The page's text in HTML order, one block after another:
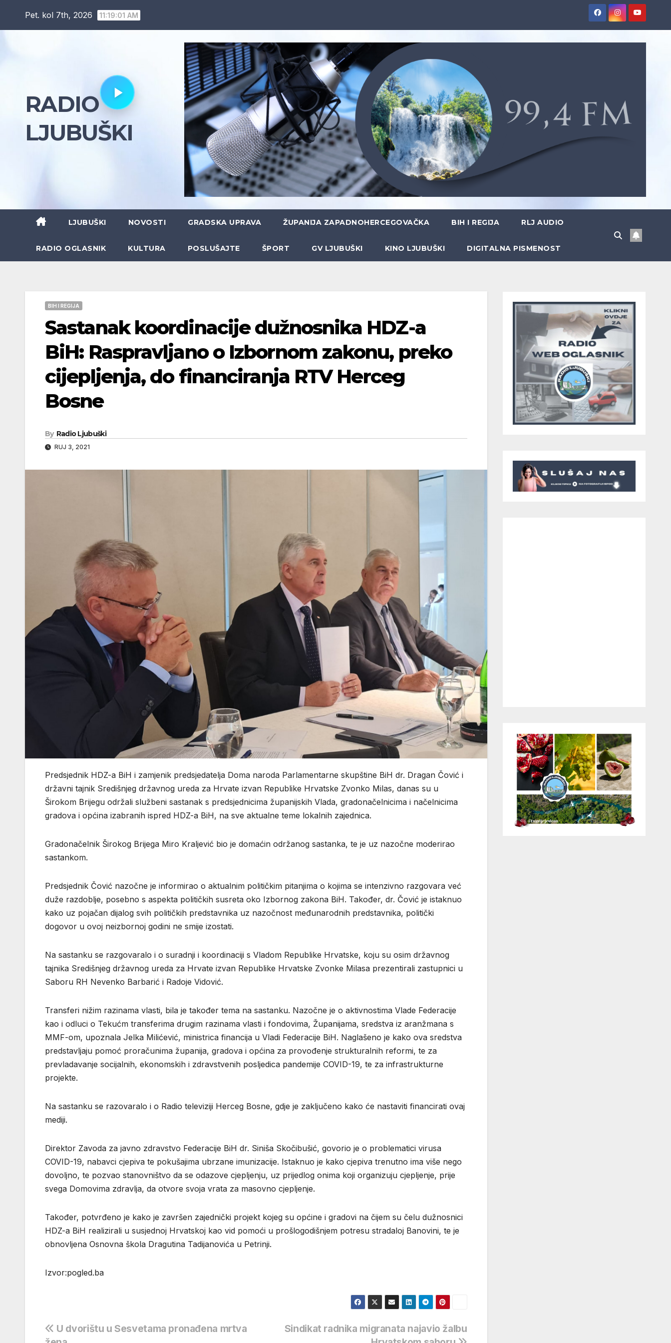
Pet. kol 7th, 2026 11:19:02 AM
RADIO
LJUBUŠKI
LJUBUŠKI NOVOSTI GRADSKA UPRAVA ŽUPANIJA ZAPADNOHERCEGOVAČKA BIH I REGIJA RLJ AUDIO
RADIO OGLASNIK KULTURA POSLUŠAJTE ŠPORT GV LJUBUŠKI KINO LJUBUŠKI DIGITALNA PISMENOST
BIH I REGIJA
Sastanak koordinacije dužnosnika HDZ-a
BiH: Raspravljano o Izbornom zakonu, preko
cijepljenja, do financiranja RTV Herceg
Bosne
By Radio Ljubuški
RUJ 3, 2021
Predsjednik HDZ-a BiH i zamjenik predsjedatelja Doma naroda Parlamentarne skupštine BiH dr. Dragan Čović i
državni tajnik Središnjeg državnog ureda za Hrvate izvan Republike Hrvatske Zvonko Milas, danas su u
Širokom Brijegu održali službeni sastanak s predsjednicima županijskih Vlada, gradonačelnicima i načelnicima
gradova i općina izabranih ispred HDZ-a BiH, na sve aktualne teme lokalnih zajednica.
Gradonačelnik Širokog Brijega Miro Kraljević bio je domaćin održanog sastanka, te je uz nazočne moderirao
sastankom.
Predsjednik Čović nazočne je informirao o aktualnim političkim pitanjima o kojima se intenzivno razgovara već
duže razdoblje, posebno s aspekta političkih susreta oko Izbornog zakona BiH. Također, dr. Čović je istaknuo
kako uz pojačan dijalog svih političkih predstavnika uz nazočnost međunarodnih predstavnika, politički
dogovor u ovoj neizbornoj godini ne smije izostati.
Na sastanku se razgovaralo i o suradnji i koordinaciji s Vladom Republike Hrvatske, koju su osim državnog
tajnika Središnjeg državnog ureda za Hrvate izvan Republike Hrvatske Zvonke Milasa prezentirali zastupnici u
Saboru RH Nevenko Barbarić i Radoje Vidović.
Transferi nižim razinama vlasti, bila je također tema na sastanku. Nazočne je o aktivnostima Vlade Federacije
kao i odluci o Tekućm transferima drugim razinama vlasti i fondovima, Županijama, sredstva iz aranžmana s
MMF-om, upoznala Jelka Milićević, ministrica financija u Vladi Federacije BiH. Naglašeno je kako ova sredstva
predstavljaju pomoć proračunima županija, gradova i općina za provođenje strukturalnih reformi, te za
prevladavanje socijalnih, ekonomskih i zdravstvenih posljedica pandemije COVID-19, te za infrastrukturne
projekte.
Na sastanku se razovaralo i o Radio televiziji Herceg Bosne, gdje je zaključeno kako će nastaviti financirati ovaj
mediji.
Direktor Zavoda za javno zdravstvo Federacije BiH dr. Siniša Skočibušić, govorio je o problematici virusa
COVID-19, nabavci cjepiva te pokušajima ubrzane imunizacije. Istaknuo je kako cjepiva trenutno ima više nego
dovoljno, te pozvao stanovništvo da se odazove cjepljenju, uz prijedlog onima koji organizuju cjepljenje, prije
svega Domovima zdravlja, da otvore svoja vrata za masovno cjepljenje.
Također, potvrđeno je kako je završen zajednički projekt kojeg su općine i gradovi na čijem su čelu dužnosnici
HDZ-a BiH realizirali u susjednoj Hrvatskoj kao vid pomoći u prošlogodišnjem potresu stradaloj Banovini, te je
obnovljena Osnovna škola Dragutina Tadijanovića u Petrinji.
Izvor:pogled.ba
Navigacija
Sindikat radnika migranata najavio žalbu
U dvorištu u Sesvetama pronađena mrtva